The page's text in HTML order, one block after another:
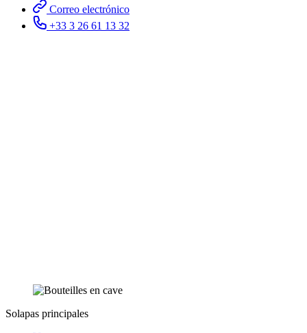
Correo electrónico
+33 3 26 61 13 32
Solapas principales